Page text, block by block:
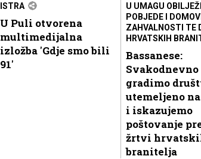
ISTRA
U Puli otvorena
multimedijalna
izložba 'Gdje smo bili
91'
U UMAGU
POBJEDE I
ZAHVALNOSTI TE
HRVATSKIH
Bassanese:
Svakodnevno
gradimo
utemeljeno
i iskazujemo
poštovanje
žrtvi
branitelja